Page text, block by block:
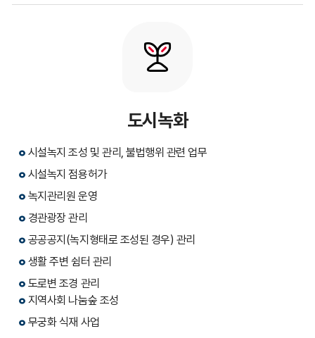
도시녹화
시설녹지 조성 및 관리, 불법행위 관련 업무
시설녹지 점용허가
녹지관리원 운영
경관광장 관리
공공공지(녹지형태로 조성된 경우) 관리
생활 주변 쉼터 관리
도로변 조경 관리
지역사회 나눔숲 조성
무궁화 식재 사업